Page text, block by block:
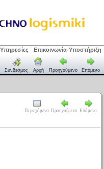
Υπηρεσίες Επικοινωνία-Υποστήριξη
Σύνδεσμος Αρχή Προηγούμενο Επόμενο